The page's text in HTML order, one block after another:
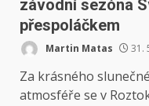
závodní sezóna
přespoláčkem
Martin Matas 31.
Za krásného
atmosféře se v